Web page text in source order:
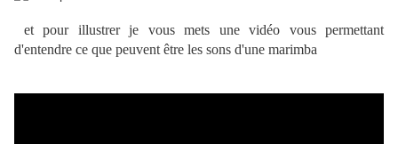
et pour illustrer je vous mets une vidéo vous permettant
d'entendre ce que peuvent être les sons d'une marimba